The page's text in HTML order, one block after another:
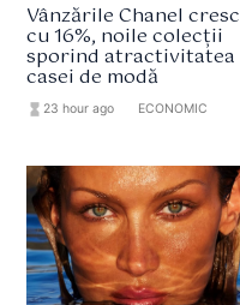
Vânzările Chanel cresc
cu 16%, noile colecții
sporind atractivitatea
casei de modă
hourglass_full 23 hour ago ECONOMIC